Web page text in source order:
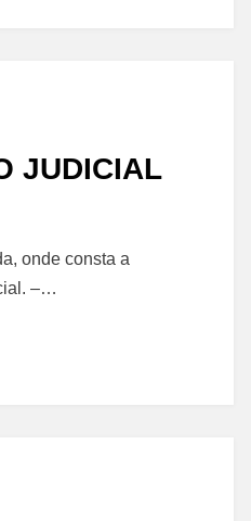
JUDICIAL
onde consta a
–…